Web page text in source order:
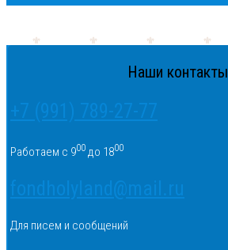
Наши контакты
+7 (991) 789-27-77
Работаем с 900 до 1800
fondholyland@mail.ru
Для писем и сообщений